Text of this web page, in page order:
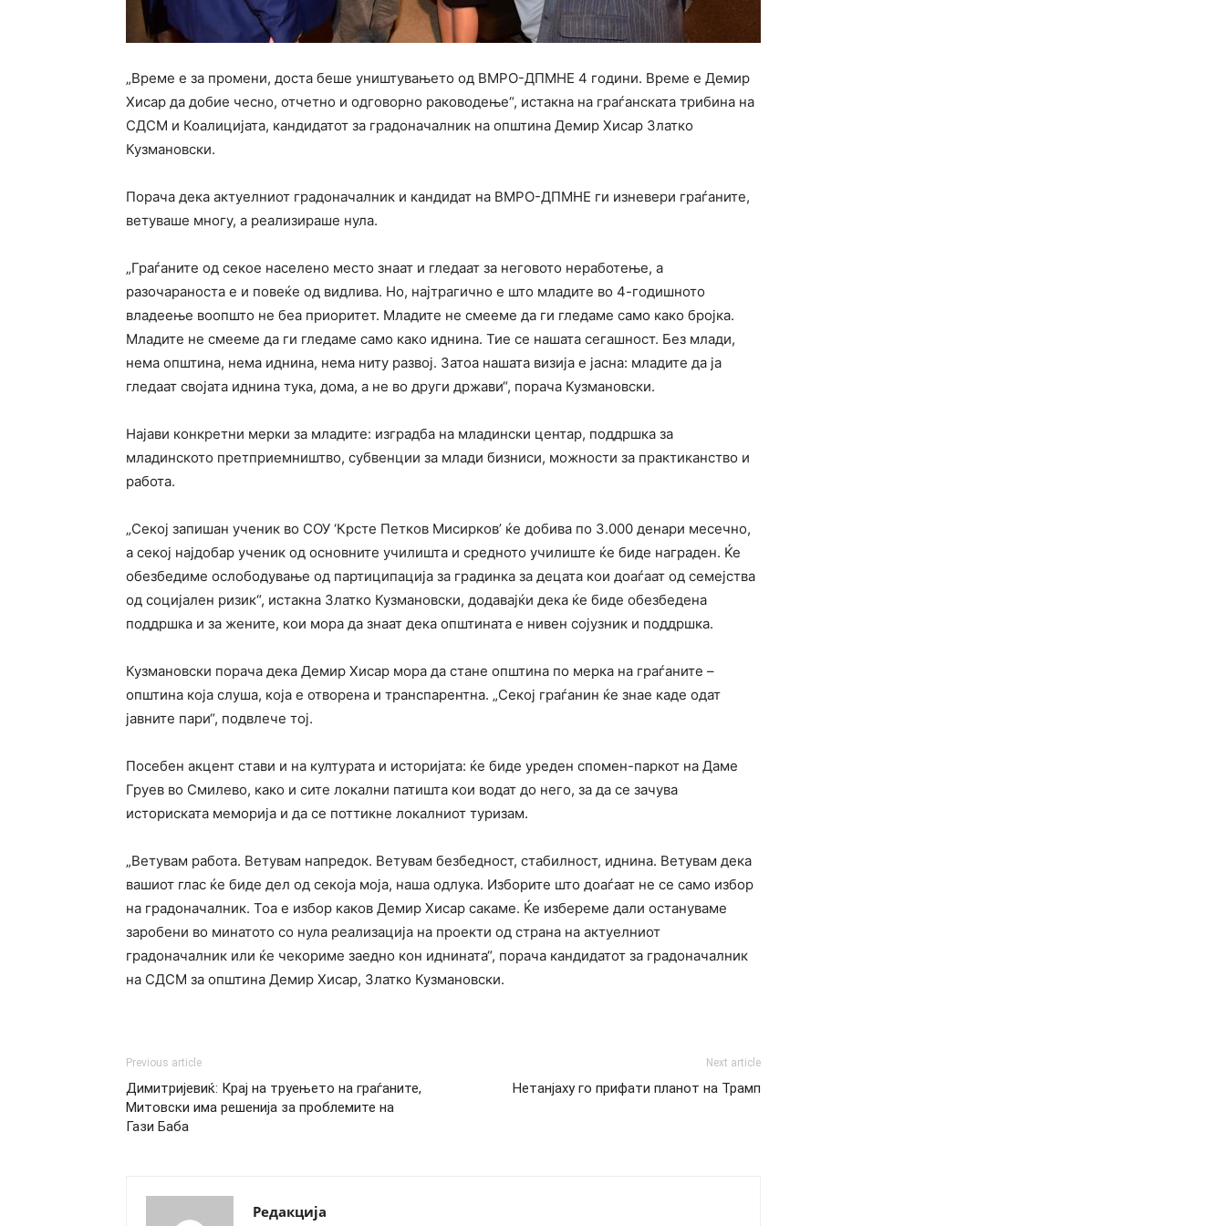
„Време е за промени, доста беше уништувањето од ВМРО-ДПМНЕ 4 години. Време е Демир
Хисар да добие чесно, отчетно и одговорно раководење“, истакна на граѓанската трибина на
СДСМ и Коалицијата, кандидатот за градоначалник на општина Демир Хисар Златко
Кузмановски.
Порача дека актуелниот градоначалник и кандидат на ВМРО-ДПМНЕ ги изневери граѓаните,
ветуваше многу, а реализираше нула.
„Граѓаните од секое населено место знаат и гледаат за неговото неработење, а
разочараноста е и повеќе од видлива. Но, најтрагично е што младите во 4-годишното
владеење воопшто не беа приоритет. Младите не смееме да ги гледаме само како бројка.
Младите не смееме да ги гледаме само како иднина. Тие се нашата сегашност. Без млади,
нема општина, нема иднина, нема ниту развој. Затоа нашата визија е јасна: младите да ја
гледаат својата иднина тука, дома, а не во други држави“, порача Кузмановски.
Најави конкретни мерки за младите: изградба на младински центар, поддршка за
младинското претприемништво, субвенции за млади бизниси, можности за практиканство и
работа.
„Секој запишан ученик во СОУ ‘Крсте Петков Мисирков’ ќе добива по 3.000 денари месечно,
а секој најдобар ученик од основните училишта и средното училиште ќе биде награден. Ќе
обезбедиме ослободување од партиципација за градинка за децата кои доаѓаат од семејства
од социјален ризик“, истакна Златко Кузмановски, додавајќи дека ќе биде обезбедена
поддршка и за жените, кои мора да знаат дека општината е нивен сојузник и поддршка.
Кузмановски порача дека Демир Хисар мора да стане општина по мерка на граѓаните –
општина која слуша, која е отворена и транспарентна. „Секој граѓанин ќе знае каде одат
јавните пари“, подвлече тој.
Посебен акцент стави и на културата и историјата: ќе биде уреден спомен-паркот на Даме
Груев во Смилево, како и сите локални патишта кои водат до него, за да се зачува
историската меморија и да се поттикне локалниот туризам.
„Ветувам работа. Ветувам напредок. Ветувам безбедност, стабилност, иднина. Ветувам дека
вашиот глас ќе биде дел од секоја моја, наша одлука. Изборите што доаѓаат не се само избор
на градоначалник. Тоа е избор каков Демир Хисар сакаме. Ќе избереме дали остануваме
заробени во минатото со нула реализација на проекти од страна на актуелниот
градоначалник или ќе чекориме заедно кон иднината“, порача кандидатот за градоначалник
на СДСМ за општина Демир Хисар, Златко Кузмановски.
Previous article
Димитријевиќ: Крај на труењето на граѓаните,
Митовски има решенија за проблемите на
Гази Баба
Next article
Нетанјаху го прифати планот на Трамп
Редакција